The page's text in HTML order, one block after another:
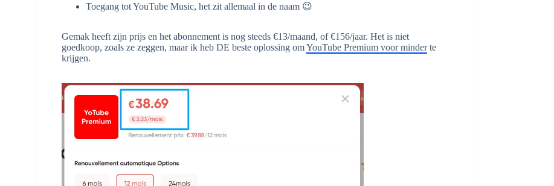
Toegang tot YouTube Music, het zit allemaal in de naam 😉
Gemak heeft zijn prijs en het abonnement is nog steeds €13/maand, of €156/jaar. Het is niet
goedkoop, zoals ze zeggen, maar ik heb DE beste oplossing omYouTube Premium voor minderte
krijgen.